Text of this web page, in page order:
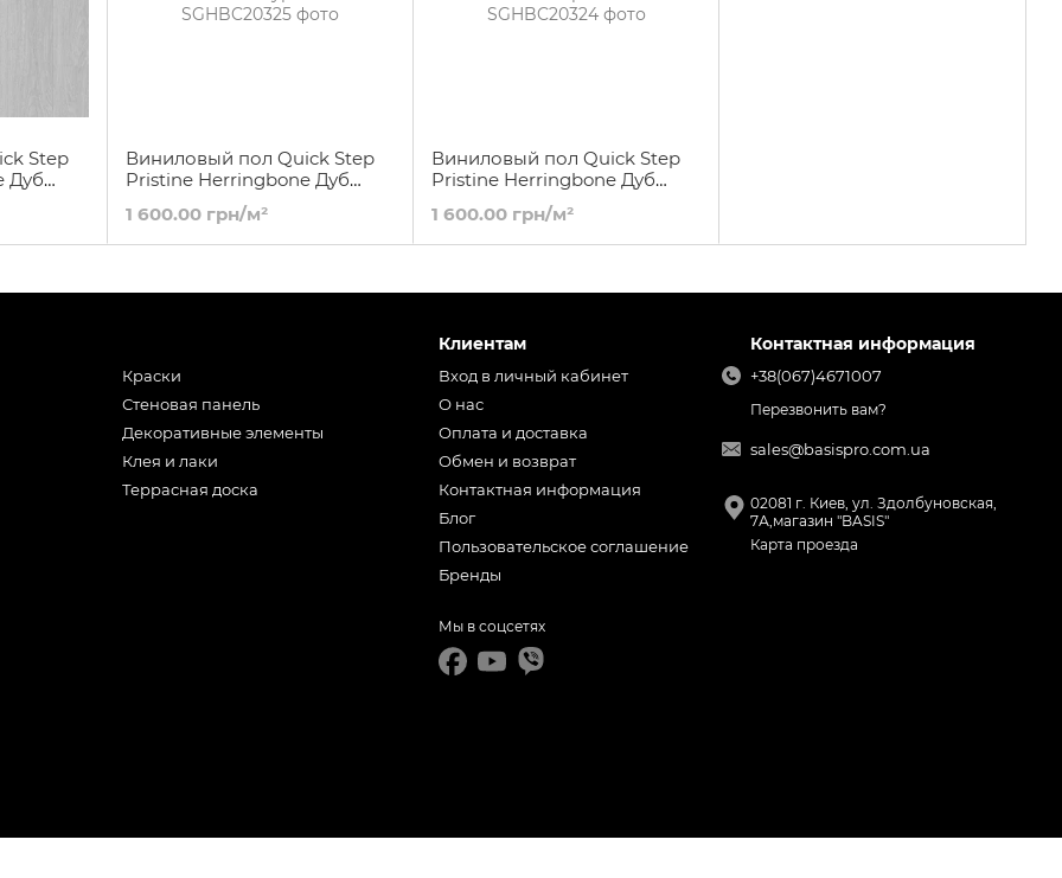
Step
Дуб
Виниловый пол Quick Step
Pristine Herringbone Дуб
осенний натуральный
1 600.00 грн/м²
Виниловый пол Quick Step
Pristine Herringbone Дуб
осенний коричневый
1 600.00 грн/м²
Краски
Стеновая панель
Декоративные элементы
Клея и лаки
Террасная доска
Клиентам
Вход в личный кабинет
О нас
Оплата и доставка
Обмен и возврат
Контактная информация
Блог
Пользовательское соглашение
Бренды
Мы в соцсетях
Контактная информация
+38(067)4671007
Перезвонить вам?
sales@basispro.com.ua
02081 г. Киев, ул. Здолбуновская,
7А,магазин "BASIS"
Карта проезда